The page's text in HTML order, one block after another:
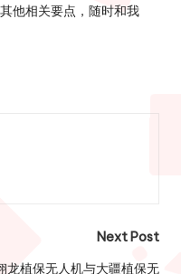
他相关要点，随时和我
Next Post
龙植保无人机与大疆植保无